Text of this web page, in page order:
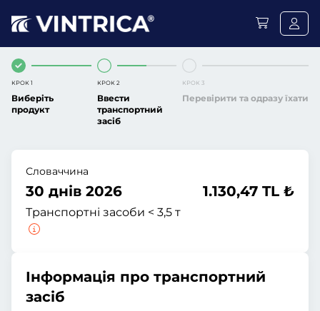
КРОК 1
Виберіть
продукт
КРОК 2
Ввести
транспортний
засіб
КРОК 3
Перевірити та одразу їхати
Словаччина
30 днів 2026
Транспортні засоби < 3,5 т
1.130,47 TL ₺
Інформація про транспортний
засіб